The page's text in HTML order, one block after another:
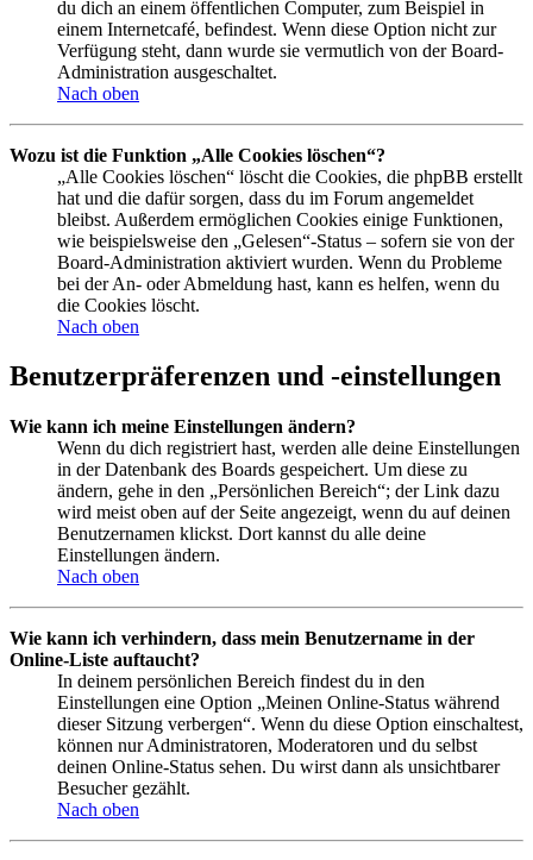
du dich an einem öffentlichen Computer, zum Beispiel in
einem Internetcafé, befindest. Wenn diese Option nicht zur
Verfügung steht, dann wurde sie vermutlich von der Board-
Administration ausgeschaltet.
Nach oben
Wozu ist die Funktion „Alle Cookies löschen“?
„Alle Cookies löschen“ löscht die Cookies, die phpBB erstellt
hat und die dafür sorgen, dass du im Forum angemeldet
bleibst. Außerdem ermöglichen Cookies einige Funktionen,
wie beispielsweise den „Gelesen“-Status – sofern sie von der
Board-Administration aktiviert wurden. Wenn du Probleme
bei der An- oder Abmeldung hast, kann es helfen, wenn du
die Cookies löscht.
Nach oben
Benutzerpräferenzen und -einstellungen
Wie kann ich meine Einstellungen ändern?
Wenn du dich registriert hast, werden alle deine Einstellungen
in der Datenbank des Boards gespeichert. Um diese zu
ändern, gehe in den „Persönlichen Bereich“; der Link dazu
wird meist oben auf der Seite angezeigt, wenn du auf deinen
Benutzernamen klickst. Dort kannst du alle deine
Einstellungen ändern.
Nach oben
Wie kann ich verhindern, dass mein Benutzername in der
Online-Liste auftaucht?
In deinem persönlichen Bereich findest du in den
Einstellungen eine Option „Meinen Online-Status während
dieser Sitzung verbergen“. Wenn du diese Option einschaltest,
können nur Administratoren, Moderatoren und du selbst
deinen Online-Status sehen. Du wirst dann als unsichtbarer
Besucher gezählt.
Nach oben